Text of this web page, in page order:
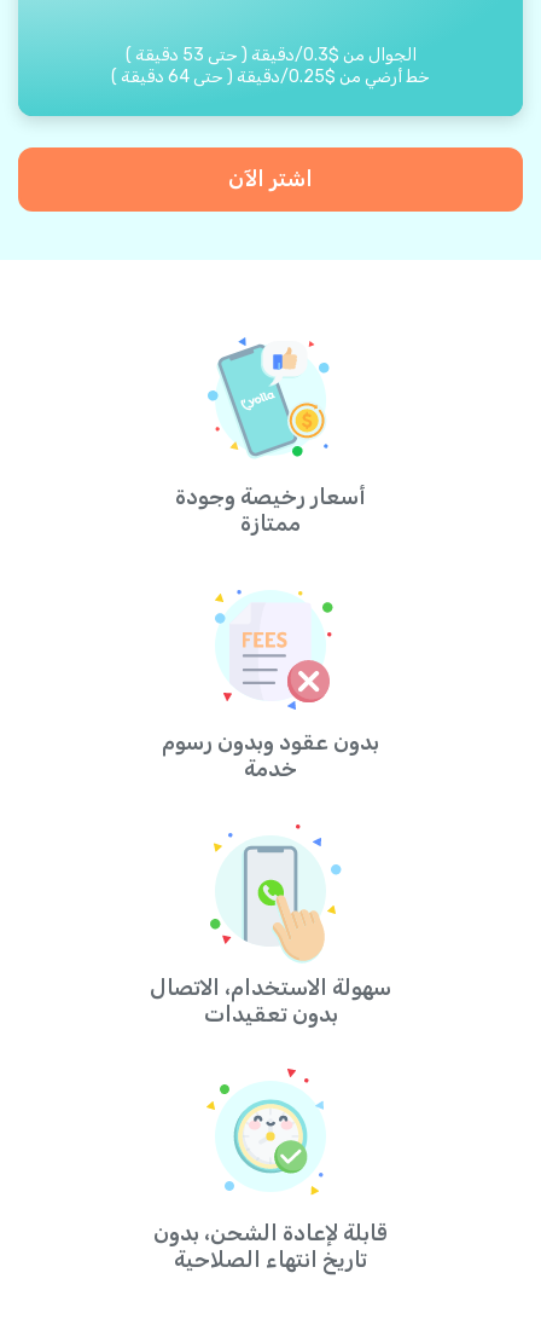
الجوال من $
0.3
/دقيقة ( حتى 53 دقيقة )
خط أرضي من $
0.25
/دقيقة ( حتى 64 دقيقة )
اشتر الآن
أسعار رخيصة وجودة
ممتازة
بدون عقود وبدون رسوم
خدمة
سهولة الاستخدام، الاتصال
بدون تعقيدات
قابلة لإعادة الشحن، بدون
تاريخ انتهاء الصلاحية